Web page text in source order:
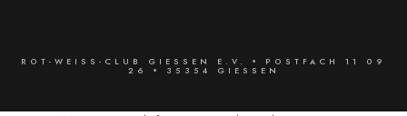
ROT-WEISS-CLUB GIESSEN E.V. • POSTFACH 11 09 26
• 35354 GIESSEN